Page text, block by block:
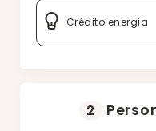
Crédito energia
2